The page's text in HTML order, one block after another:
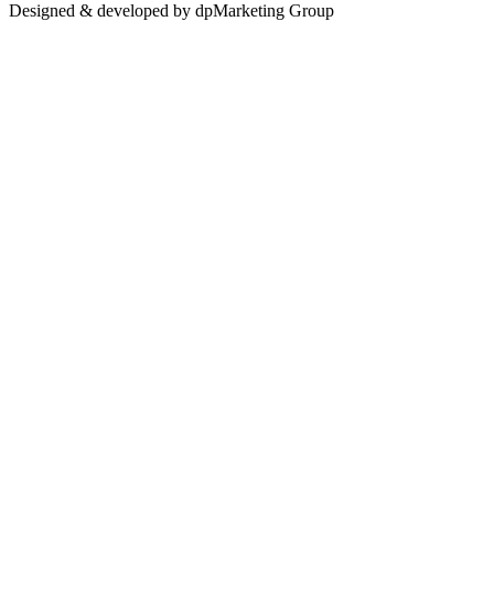
Designed & developed by dpMarketing Group